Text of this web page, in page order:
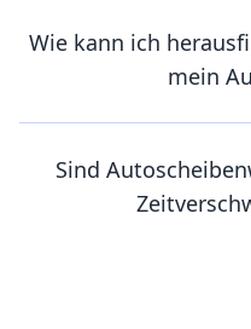
Wie kann ich
mein
Sind